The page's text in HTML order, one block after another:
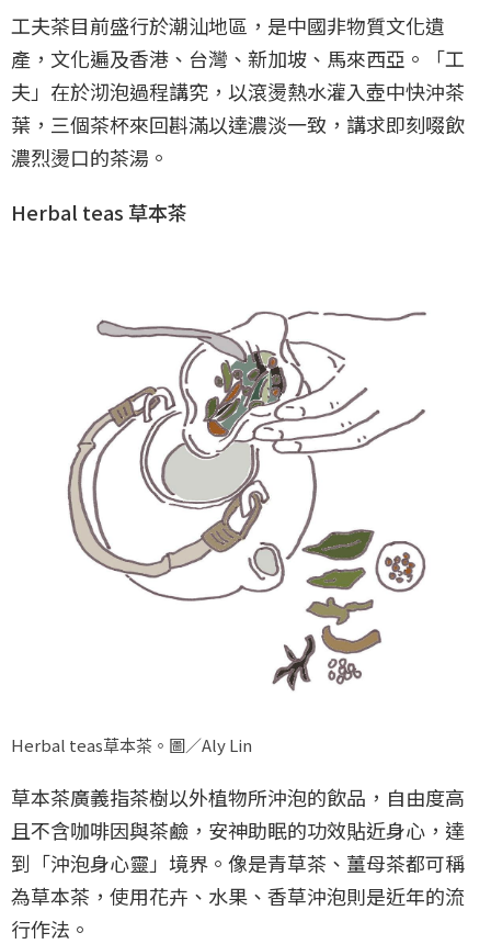
工夫茶目前盛行於潮汕地區，是中國非物質文化遺
產，文化遍及香港、台灣、新加坡、馬來西亞。「工
夫」在於沏泡過程講究，以滾燙熱水灌入壺中快沖茶
葉，三個茶杯來回斟滿以達濃淡一致，講求即刻啜飲
濃烈燙口的茶湯。
Herbal teas 草本茶
Herbal teas草本茶。圖／Aly Lin
草本茶廣義指茶樹以外植物所沖泡的飲品，自由度高
且不含咖啡因與茶鹼，安神助眠的功效貼近身心，達
到「沖泡身心靈」境界。像是青草茶、薑母茶都可稱
為草本茶，使用花卉、水果、香草沖泡則是近年的流
行作法。